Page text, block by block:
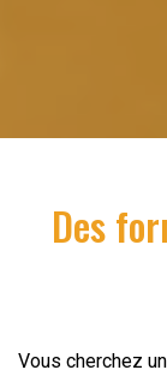
Des
Vous cherchez